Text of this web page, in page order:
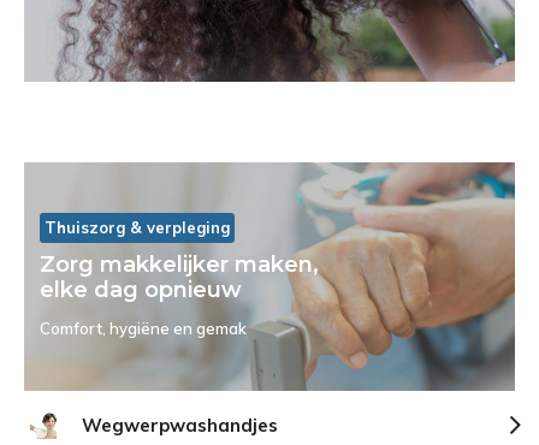
Thuiszorg & verpleging
Zorg makkelijker maken,
elke dag opnieuw
Comfort, hygiëne en gemak
Wegwerpwashandjes